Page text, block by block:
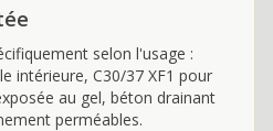
selon l'usage :
intérieure, C30/37 XF1 pour
au gel, béton drainant
perméables.